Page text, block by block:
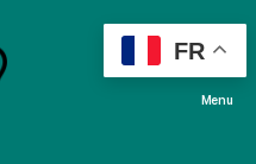
Menu
FR